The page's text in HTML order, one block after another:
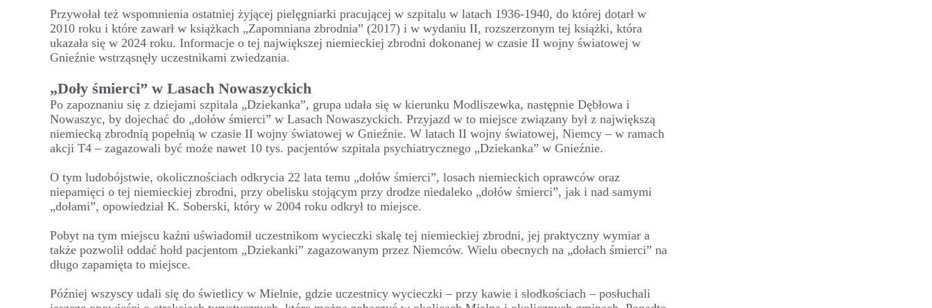
Przywołał też wspomnienia ostatniej żyjącej pielęgniarki pracującej w szpitalu w latach 1936-1940, do której dotarł w
2010 roku i które zawarł w książkach „Zapomniana zbrodnia” (2017) i w wydaniu II, rozszerzonym tej książki, która
ukazała się w 2024 roku. Informacje o tej największej niemieckiej zbrodni dokonanej w czasie II wojny światowej w
Gnieźnie wstrząsnęły uczestnikami zwiedzania.
„Doły śmierci” w Lasach Nowaszyckich
Po zapoznaniu się z dziejami szpitala „Dziekanka”, grupa udała się w kierunku Modliszewka, następnie Dębłowa i
Nowaszyc, by dojechać do „dołów śmierci” w Lasach Nowaszyckich. Przyjazd w to miejsce związany był z największą
niemiecką zbrodnią popełnią w czasie II wojny światowej w Gnieźnie. W latach II wojny światowej, Niemcy – w ramach
akcji T4 – zagazowali być może nawet 10 tys. pacjentów szpitala psychiatrycznego „Dziekanka” w Gnieźnie.
O tym ludobójstwie, okolicznościach odkrycia 22 lata temu „dołów śmierci”, losach niemieckich oprawców oraz
niepamięci o tej niemieckiej zbrodni, przy obelisku stojącym przy drodze niedaleko „dołów śmierci”, jak i nad samymi
„dołami”, opowiedział K. Soberski, który w 2004 roku odkrył to miejsce.
Pobyt na tym miejscu kaźni uświadomił uczestnikom wycieczki skalę tej niemieckiej zbrodni, jej praktyczny wymiar a
także pozwolił oddać hołd pacjentom „Dziekanki” zagazowanym przez Niemców. Wielu obecnych na „dołach śmierci” na
długo zapamięta to miejsce.
Później wszyscy udali się do świetlicy w Mielnie, gdzie uczestnicy wycieczki – przy kawie i słodkościach – posłuchali